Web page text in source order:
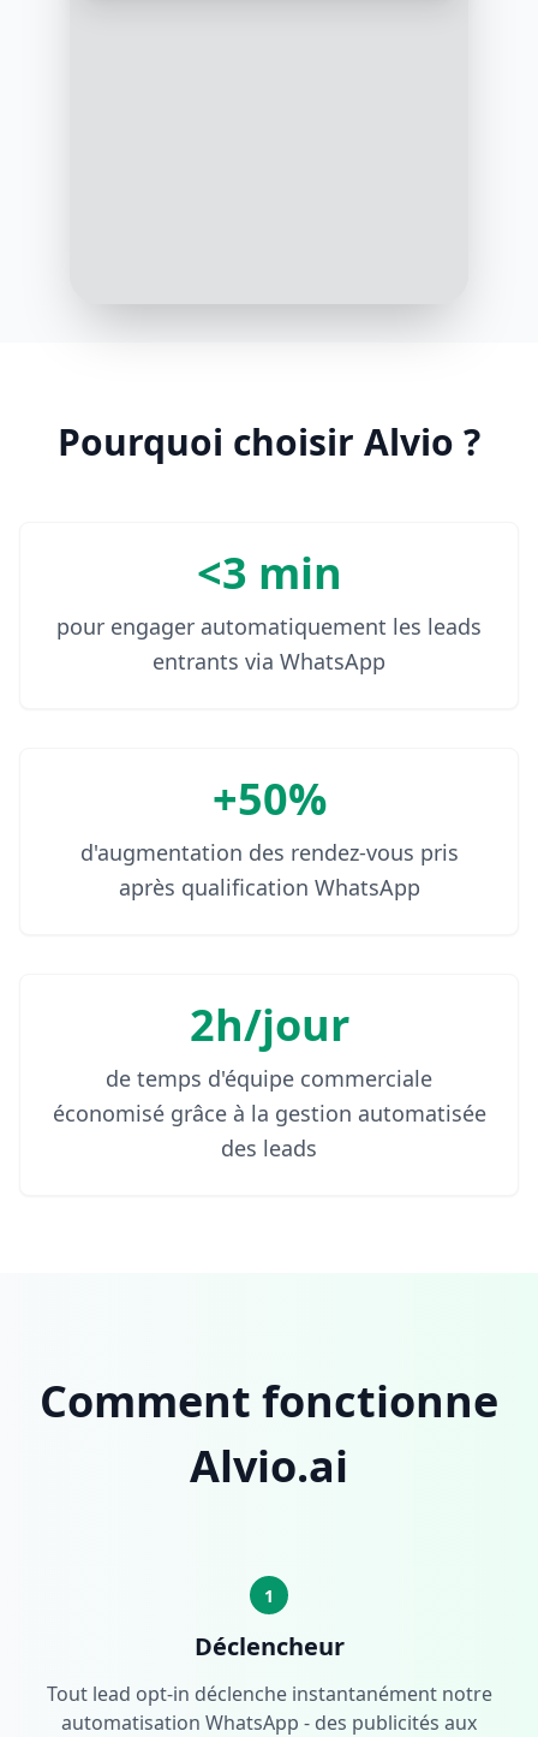
Pourquoi choisir Alvio ?
<3 min
pour engager automatiquement les leads
entrants via WhatsApp
+50%
d'augmentation des rendez-vous pris
après qualification WhatsApp
2h/jour
de temps d'équipe commerciale
économisé grâce à la gestion automatisée
des leads
Comment fonctionne
Alvio.ai
1
Déclencheur
Tout lead opt-in déclenche instantanément notre
automatisation WhatsApp - des publicités aux